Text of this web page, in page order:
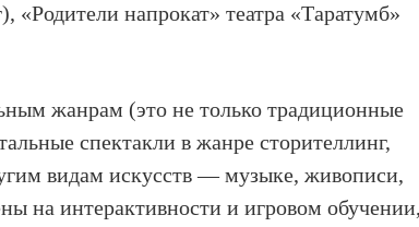
«Родители напрокат» театра «Таратумб»
жанрам (это не только традиционные
спектакли в жанре сторителлинг,
видам искусств — музыке, живописи,
на интерактивности и игровом